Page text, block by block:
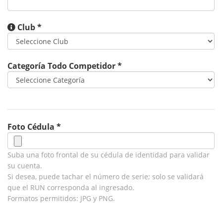
Club*
Categoría Todo Competidor *
Foto Cédula *
Suba una foto frontal de su cédula de identidad para validar
su cuenta.
Si desea, puede tachar el número de serie; solo se validará
que el RUN corresponda al ingresado.
Formatos permitidos: JPG y PNG.